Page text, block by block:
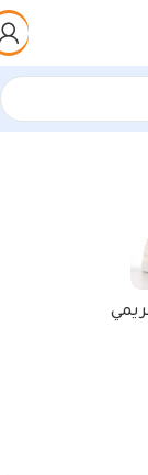
عرض ⁦2⁩ من كل النتائج